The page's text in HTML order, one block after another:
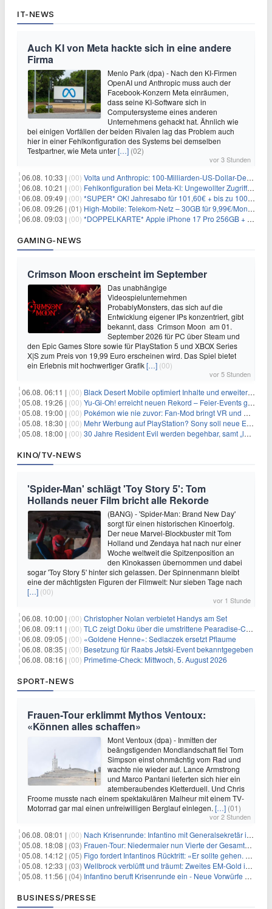
IT-NEWS
Auch KI von Meta hackte sich in eine andere
Firma
Menlo Park (dpa) - Nach den KI-Firmen
OpenAI und Anthropic muss auch der
Facebook-Konzern Meta einräumen,
dass seine KI-Software sich in
Computersysteme eines anderen
Unternehmens gehackt hat. Ähnlich wie
bei einigen Vorfällen der beiden Rivalen lag das Problem auch
hier in einer Fehlkonfiguration des Systems bei demselben
Testpartner, wie Meta unter[…] (02)
vor 3 Stunden
06.08. 10:33 | (00) Volta und Anthropic: 100-Milliarden-US-Dollar-Deal für KI-Rechenleistung
06.08. 10:21 | (00) Fehlkonfiguration bei Meta-KI: Ungewollter Zugriff auf fremde Systeme
06.08. 09:49 | (00) *SUPER* OK! Jahresabo für 101,60€ + bis zu 100€ Prämie
06.08. 09:26 | (01) High-Mobile: Telekom-Netz – 30GB für 9,99€/Monat / 80GB für 12,49€/Monat / 100GB für 19,99€/Monat (auch mtl. kündbar)
06.08. 09:03 | (00) *DOPPELKARTE* Apple iPhone 17 Pro 256GB + 80€ Online Bonus + 50GB 5G + Alles-Flat im Telekom-Netz für 44,94€/Monat – eff. 4,40€/Monat
GAMING-NEWS
Crimson Moon erscheint im September
Das unabhängige
Videospielunternehmen
ProbablyMonsters, das sich auf die
Entwicklung eigener IPs konzentriert, gibt
bekannt, dass Crimson Moon am 01.
September 2026 für PC über Steam und
den Epic Games Store sowie für PlayStation 5 und XBOX Series
X|S zum Preis von 19,99 Euro erscheinen wird. Das Spiel bietet
ein Erlebnis mit hochwertiger Grafik[…] (00)
vor 5 Stunden
06.08. 06:11 | (00) Black Desert Mobile optimiert Inhalte und erweitert Treasure Access
05.08. 19:26 | (00) Yu‑Gi‑Oh! erreicht neuen Rekord – Feier‑Events gestartet
05.08. 19:00 | (00) Pokémon wie nie zuvor: Fan-Mod bringt VR und Ego-Perspektive nach Kanto
05.08. 18:30 | (00) Mehr Werbung auf PlayStation? Sony soll neue Einnahmequellen prüfen
05.08. 18:00 | (00) 30 Jahre Resident Evil werden begehbar, samt „lebensgroßem Leon“
KINO/TV-NEWS
'Spider-Man' schlägt 'Toy Story 5': Tom
Hollands neuer Film bricht alle Rekorde
(BANG) - 'Spider-Man: Brand New Day'
sorgt für einen historischen Kinoerfolg.
Der neue Marvel-Blockbuster mit Tom
Holland und Zendaya hat nach nur einer
Woche weltweit die Spitzenposition an
den Kinokassen übernommen und dabei
sogar 'Toy Story 5' hinter sich gelassen. Der Spinnenmann bleibt
eine der mächtigsten Figuren der Filmwelt: Nur sieben Tage nach
[…] (00)
vor 1 Stunde
06.08. 10:00 | (00) Christopher Nolan verbietet Handys am Set
06.08. 09:11 | (00) TLC zeigt Doku über die umstrittene Pearadise-Community
06.08. 09:05 | (00) «Goldene Henne»: Sedlaczek ersetzt Pflaume
06.08. 08:35 | (00) Besetzung für Raabs Jetski-Event bekanntgegeben
06.08. 08:16 | (00) Primetime-Check: Mittwoch, 5. August 2026
SPORT-NEWS
Frauen-Tour erklimmt Mythos Ventoux:
«Können alles schaffen»
Mont Ventoux (dpa) - Inmitten der
beängstigenden Mondlandschaft fiel Tom
Simpson einst ohnmächtig vom Rad und
wachte nie wieder auf. Lance Armstrong
und Marco Pantani lieferten sich hier ein
atemberaubendes Kletterduell. Und Chris
Froome musste nach einem spektakulären Malheur mit einem TV-
Motorrad gar mal einen unfreiwilligen Berglauf einlegen. […] (01)
vor 2 Stunden
06.08. 08:01 | (00) Nach Krisenrunde: Infantino mit Generalsekretär im Stadion
05.08. 18:08 | (03) Frauen-Tour: Niedermaier nun Vierte der Gesamtwertung
05.08. 14:12 | (05) Figo fordert Infantinos Rücktritt: «Er sollte gehen. Jetzt»
05.08. 12:33 | (03) Wellbrock verblüfft und träumt: Zweites EM-Gold in Paris
05.08. 11:56 | (04) Infantino beruft Krisenrunde ein - Neue Vorwürfe gegen FIFA
BUSINESS/PRESSE